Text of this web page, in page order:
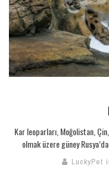
Kar leoparları, Moğolistan,
olmak üzere güney
LuckyPet